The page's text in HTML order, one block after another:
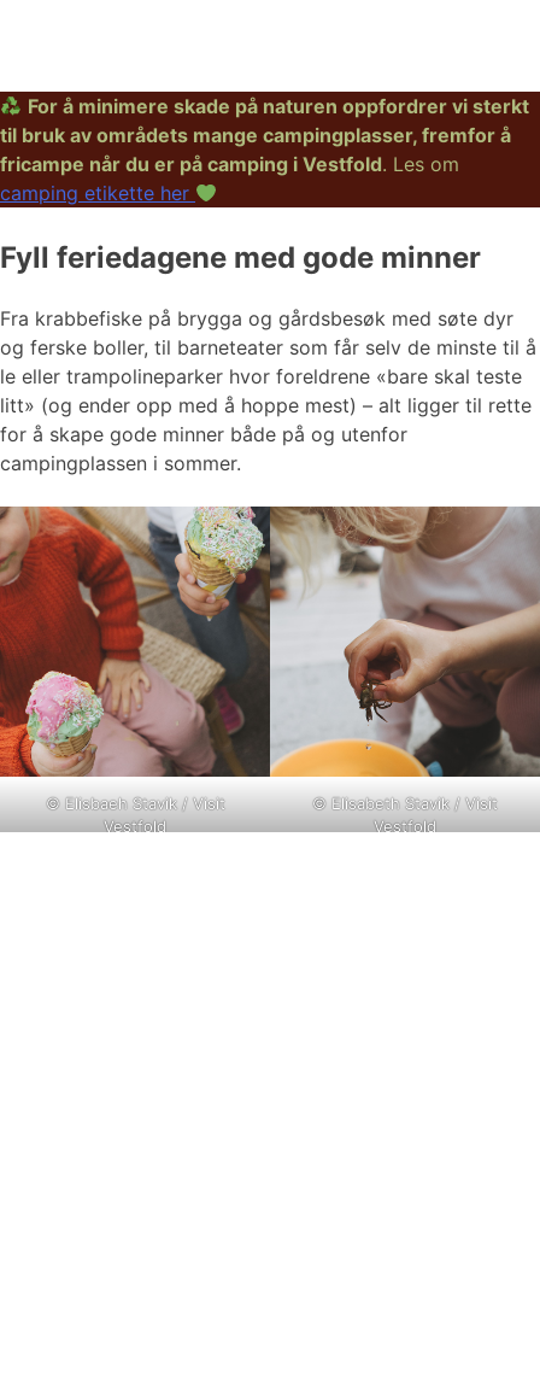
For å minimere skade på naturen oppfordrer vi sterkt
til bruk av områdets mange campingplasser, fremfor å
fricampe når du er på camping i Vestfold. Les om
camping etikette her
Fyll feriedagene med gode minner
Fra krabbefiske på brygga og gårdsbesøk med søte dyr
og ferske boller, til barneteater som får selv de minste til å
le eller trampolineparker hvor foreldrene «bare skal teste
litt» (og ender opp med å hoppe mest) – alt ligger til rette
for å skape gode minner både på og utenfor
campingplassen i sommer.
© Elisbaeh Stavik / Visit
Vestfold
© Elisabeth Stavik / Visit
Vestfold